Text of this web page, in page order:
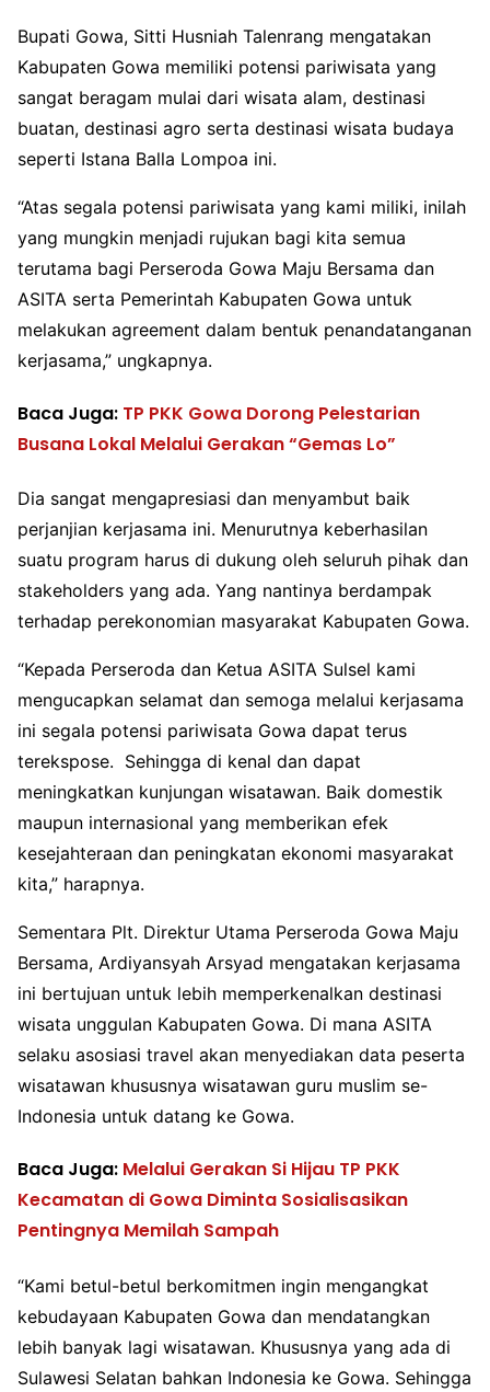
Bupati Gowa, Sitti Husniah Talenrang mengatakan
Kabupaten Gowa memiliki potensi pariwisata yang
sangat beragam mulai dari wisata alam, destinasi
buatan, destinasi agro serta destinasi wisata budaya
seperti Istana Balla Lompoa ini.
“Atas segala potensi pariwisata yang kami miliki, inilah
yang mungkin menjadi rujukan bagi kita semua
terutama bagi Perseroda Gowa Maju Bersama dan
ASITA serta Pemerintah Kabupaten Gowa untuk
melakukan agreement dalam bentuk penandatanganan
kerjasama,” ungkapnya.
Baca Juga: TP PKK Gowa Dorong Pelestarian
Busana Lokal Melalui Gerakan “Gemas Lo”
Dia sangat mengapresiasi dan menyambut baik
perjanjian kerjasama ini. Menurutnya keberhasilan
suatu program harus di dukung oleh seluruh pihak dan
stakeholders yang ada. Yang nantinya berdampak
terhadap perekonomian masyarakat Kabupaten Gowa.
“Kepada Perseroda dan Ketua ASITA Sulsel kami
mengucapkan selamat dan semoga melalui kerjasama
ini segala potensi pariwisata Gowa dapat terus
terekspose. Sehingga di kenal dan dapat
meningkatkan kunjungan wisatawan. Baik domestik
maupun internasional yang memberikan efek
kesejahteraan dan peningkatan ekonomi masyarakat
kita,” harapnya.
Sementara Plt. Direktur Utama Perseroda Gowa Maju
Bersama, Ardiyansyah Arsyad mengatakan kerjasama
ini bertujuan untuk lebih memperkenalkan destinasi
wisata unggulan Kabupaten Gowa. Di mana ASITA
selaku asosiasi travel akan menyediakan data peserta
wisatawan khususnya wisatawan guru muslim se-
Indonesia untuk datang ke Gowa.
Baca Juga: Melalui Gerakan Si Hijau TP PKK
Kecamatan di Gowa Diminta Sosialisasikan
Pentingnya Memilah Sampah
“Kami betul-betul berkomitmen ingin mengangkat
kebudayaan Kabupaten Gowa dan mendatangkan
lebih banyak lagi wisatawan. Khususnya yang ada di
Sulawesi Selatan bahkan Indonesia ke Gowa. Sehingga